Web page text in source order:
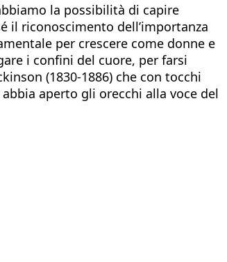
la possibilità di capire
il riconoscimento dell’importanza
per crescere come donne e
i confini del cuore, per farsi
(1830-1886) che con tocchi
aperto gli orecchi alla voce del